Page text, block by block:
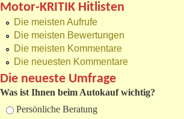
Motor-KRITIK Hitlisten
Die meisten Aufrufe
Die meisten Bewertungen
Die meisten Kommentare
Die neuesten Kommentare
Die neueste Umfrage
Was ist Ihnen beim Autokauf wichtig?
Auswahlmöglichkeiten
Persönliche Beratung